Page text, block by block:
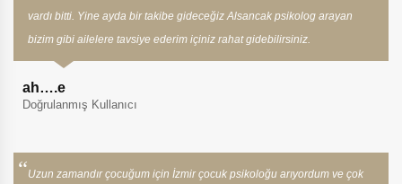
vardı bitti. Yine ayda bir takibe gideceğiz Alsancak psikolog arayan
bizim gibi ailelere tavsiye ederim içiniz rahat gidebilirsiniz.
ah….e
Doğrulanmış Kullanıcı
Uzun zamandır çocuğum için İzmir çocuk psikoloğu arıyordum ve çok